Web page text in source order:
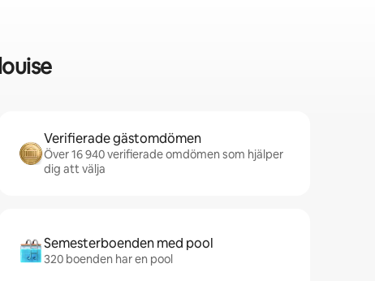
Verifierade gästomdömen
Över 16 940 verifierade omdömen som hjälper
dig att välja
Semesterboenden med pool
320 boenden har en pool